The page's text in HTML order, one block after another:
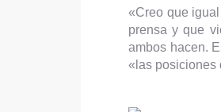
«Creo que
prensa y que
ambos hacen.
«las posiciones